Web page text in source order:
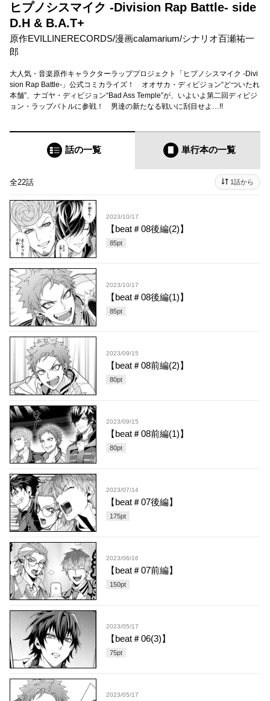
ヒプノシスマイク -Division Rap Battle- side
D.H & B.A.T+
原作EVILLINERECORDS/漫画calamarium/シナリオ百瀬祐一
郎
大人気・音楽原作キャラクターラッププロジェクト「ヒプノシスマイク -Divi
sion Rap Battle-」公式コミカライズ！ オオサカ・ディビジョン“どついたれ
本舗”、ナゴヤ・ディビジョン“Bad Ass Temple”が、いよいよ第二回ディビジ
ョン・ラップバトルに参戦！ 男達の新たなる戦いに刮目せよ…!!
話の一覧 単行本の一覧
全22話 1話から
2023/10/17
【beat＃08後編(2)】
85pt
2023/10/17
【beat＃08後編(1)】
85pt
2023/09/15
【beat＃08前編(2)】
80pt
2023/09/15
【beat＃08前編(1)】
80pt
2023/07/14
【beat＃07後編】
175pt
2023/06/16
【beat＃07前編】
150pt
2023/05/17
【beat＃06(3)】
75pt
2023/05/17